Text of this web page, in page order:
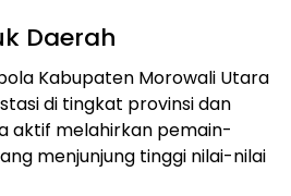
Daerah
Kabupaten Morowali Utara
di tingkat provinsi dan
aktif melahirkan pemain-
menjunjung tinggi nilai-nilai